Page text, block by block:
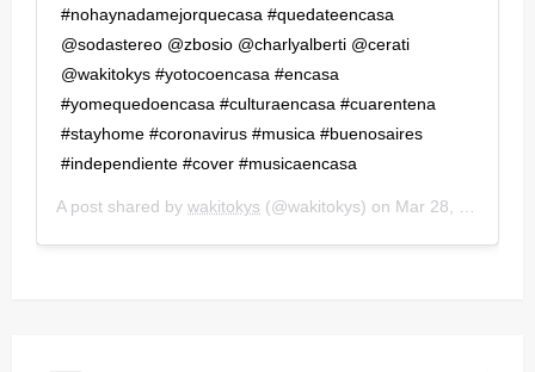
#nohaynadamejorquecasa #quedateencasa
@sodastereo @zbosio @charlyalberti @cerati
@wakitokys #yotocoencasa #encasa
#yomequedoencasa #culturaencasa #cuarentena
#stayhome #coronavirus #musica #buenosaires
#independiente #cover #musicaencasa
A post shared by wakitokys (@wakitokys) on Mar 28, 2020 at 4:33pm PDT